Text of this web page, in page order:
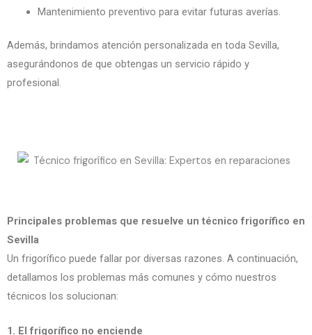
Mantenimiento preventivo para evitar futuras averías.
Además, brindamos atención personalizada en toda Sevilla,
asegurándonos de que obtengas un servicio rápido y
profesional.
Principales problemas que resuelve un técnico frigorífico en
Sevilla
Un frigorífico puede fallar por diversas razones. A continuación,
detallamos los problemas más comunes y cómo nuestros
técnicos los solucionan:
1. El frigorífico no enciende